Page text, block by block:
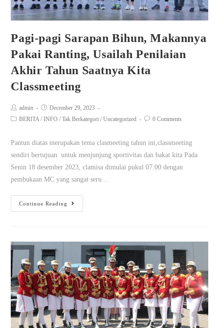
Pagi-pagi Sarapan Bihun, Makannya
Pakai Ranting, Usailah Penilaian
Akhir Tahun Saatnya Kita
Classmeeting
admin
December 29, 2023
BERITA / INFO / Tak Berkategori / Uncategorized 0 Comments
Pantun diatas merupakan tema clasmeeting tahun ini,classmeeting
sendiri bertujuan untuk menjunjung sportivitas dan bakat kita Pada
Senin 18 desember 2023, clamisa dimulai pukul 07.00 dengan
pembukaan MC yang sangat seru…
Continue Reading